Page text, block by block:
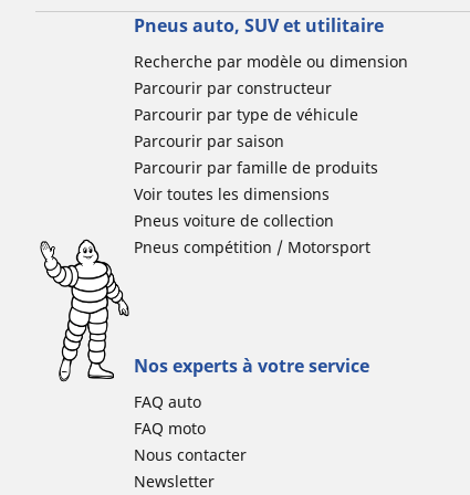
Pneus auto, SUV et utilitaire
Recherche par modèle ou dimension
Parcourir par constructeur
Parcourir par type de véhicule
Parcourir par saison
Parcourir par famille de produits
Voir toutes les dimensions
Pneus voiture de collection
Pneus compétition / Motorsport
Nos experts à votre service
FAQ auto
FAQ moto
Nous contacter
Newsletter